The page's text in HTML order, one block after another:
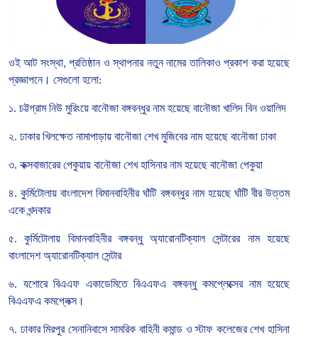
ওই আট সংস্থা,প্রতিষ্ঠান ও স্থাপনার নতুন নামের তালিকাও প্রকাশ করা হয়েছে
প্রজ্ঞাপনে। সেগুলো হলো:
১. চট্টগ্রাম নিউ মুরিংয়ে বানৌজা বঙ্গবন্ধুর নাম হয়েছে বানৌজা খালিদ বিন ওয়ালিদ
২. ঢাকার খিলক্ষেত নামাপাড়ায় বানৌজা শেখ মুজিবের নাম হয়েছে বানৌজা ঢাকা
৩. কক্সবাজারের পেকুয়ায় বানৌজা শেখ হাসিনার নাম হয়েছে বানৌজা পেকুয়া
৪.কুর্মিটোলায় বাংলাদেশ বিমানবাহিনীর ঘাঁটি বঙ্গবন্ধুর নাম হয়েছে ঘাঁটি বীর উত্তম
একে খন্দকার
৫.কুর্মিটোলায় বিমানবাহিনীর বঙ্গবন্ধু অ্যারোনটিক্যাল সেন্টারের নাম
হয়েছে
বাংলাদেশ অ্যারোনটিক্যাল সেন্টার
৬. যশোরে বিএএফ একাডেমিতে বিএএফএ বঙ্গবন্ধু কমপ্লেক্সের নাম হয়েছে
বিএএফএ কমপ্লেক্স।
৭. ঢাকার মিরপুর সেনানিবাসে সামরিক বাহিনী কমান্ড ও স্টাফ কলেজের শেখ হাসিনা